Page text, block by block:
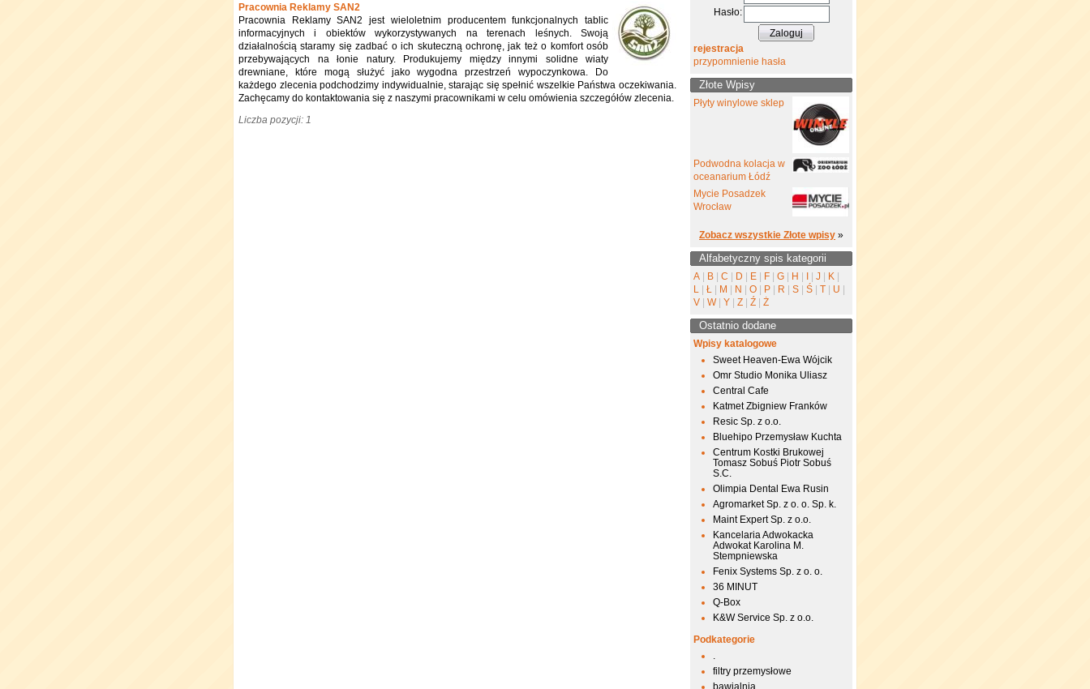
Pracownia Reklamy SAN2
Pracownia Reklamy SAN2 jest wieloletnim producentem funkcjonalnych tablic
informacyjnych i obiektów wykorzystywanych na terenach leśnych. Swoją
działalnością staramy się zadbać o ich skuteczną ochronę, jak też o komfort osób
przebywających na łonie natury. Produkujemy między innymi solidne wiaty
drewniane, które mogą służyć jako wygodna przestrzeń wypoczynkowa. Do
każdego zlecenia podchodzimy indywidualnie, starając się spełnić wszelkie Państwa oczekiwania.
Zachęcamy do kontaktowania się z naszymi pracownikami w celu omówienia szczegółów zlecenia.
Liczba pozycji: 1
Hasło:
rejestracja
przypomnienie hasła
Złote Wpisy
Płyty winylowe sklep
Podwodna kolacja w
oceanarium Łódź
Mycie Posadzek
Wrocław
Zobacz wszystkie Złote wpisy »
Alfabetyczny spis kategorii
A B C D E F G H J K
L
Ł M N O P R S Ś T U
V
W Y Z Ź Ż
Ostatnio dodane
Wpisy katalogowe
Sweet Heaven-Ewa Wójcik
Omr Studio Monika Uliasz
Central Cafe
Katmet Zbigniew Franków
Resic Sp. z o.o.
Bluehipo Przemysław Kuchta
Centrum Kostki Brukowej
Tomasz Sobuś Piotr Sobuś
S.C.
Olimpia Dental Ewa Rusin
Agromarket Sp. z o. o. Sp. k.
Maint Expert Sp. z o.o.
Kancelaria Adwokacka
Adwokat Karolina M.
Stempniewska
Fenix Systems Sp. z o. o.
36 MINUT
Q-Box
K&W Service Sp. z o.o.
Podkategorie
.
filtry przemysłowe
bawialnia